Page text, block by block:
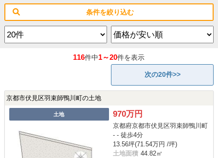
条件を絞り込む
116件中1～20件を表示
次の20件>>
京都市伏見区羽束師鴨川町の土地
土地 970万円
京都府京都市伏見区羽束師鴨川町
- - 徒歩4分
13.56坪(71.54万円 /坪)
土地面積 44.82㎡